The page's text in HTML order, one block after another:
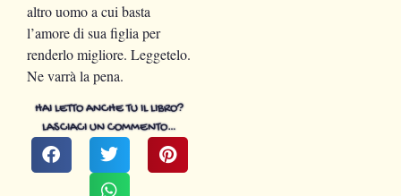
HAI LETTO ANCHE TU IL LIBRO?
LASCIACI UN COMMENTO…
altro uomo a cui basta
l’amore di sua figlia per
renderlo migliore. Leggetelo.
Ne varrà la pena.